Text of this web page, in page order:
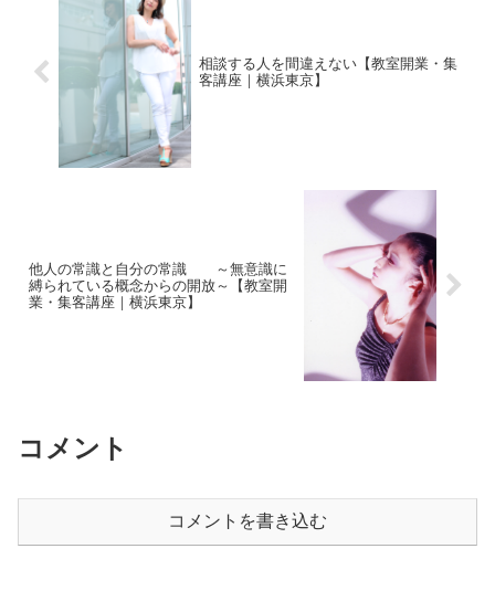
い！！」って...
相談する人を間違えない【教室開業・集
客講座｜横浜東京】
他人の常識と自分の常識 ～無意識に
縛られている概念からの開放～【教室開
業・集客講座｜横浜東京】
コメント
コメントを書き込む